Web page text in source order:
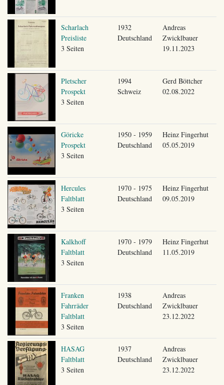
Scharlach
Preisliste
3 Seiten
1932
Deutschland
Andreas
Zwicklbauer
19.11.2023
Pletscher
Prospekt
3 Seiten
1994
Schweiz
Gerd Böttcher
02.08.2022
Göricke
Prospekt
3 Seiten
1950 - 1959
Deutschland
Heinz Fingerhut
05.05.2019
Hercules
Faltblatt
3 Seiten
1970 - 1975
Deutschland
Heinz Fingerhut
09.05.2019
Kalkhoff
Faltblatt
3 Seiten
1970 - 1979
Deutschland
Heinz Fingerhut
11.05.2019
Franken
Fahrräder
Faltblatt
3 Seiten
1938
Deutschland
Andreas
Zwicklbauer
23.12.2022
HASAG
Faltblatt
3 Seiten
1937
Deutschland
Andreas
Zwicklbauer
23.12.2022